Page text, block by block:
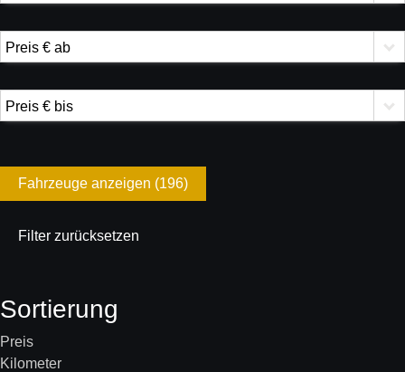
Preis € ab
Preis € bis
Fahrzeuge anzeigen (196)
Filter zurücksetzen
Sortierung
Preis
Kilometer